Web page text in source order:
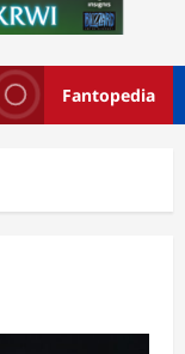
Fantopedia